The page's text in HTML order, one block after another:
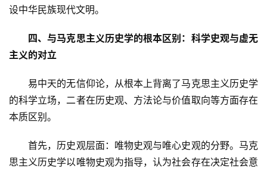
设中华民族现代文明。
四、与马克思主义历史学的根本区别：科学史观与虚无
主义的对立
易中天的无信仰论，从根本上背离了马克思主义历史学
的科学立场，二者在历史观、方法论与价值取向等方面存在
本质区别。
首先，历史观层面：唯物史观与唯心史观的分野。马克
思主义历史学以唯物史观为指导，认为社会存在决定社会意